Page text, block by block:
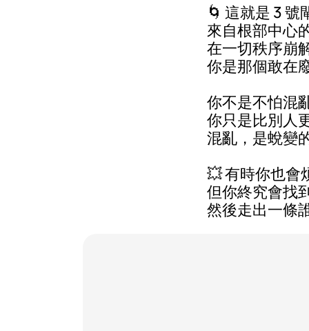
🌀 這就是 3
來自根部中心
在一切秩序崩
你是那個敢在
你不是不怕混
你只是比別人
混亂，是蛻變
💥 有時你也會
但你終究會找
然後走出一條